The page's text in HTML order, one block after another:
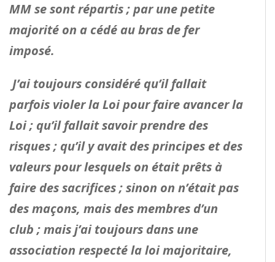
MM se sont répartis ; par une petite
majorité on a cédé au bras de fer
imposé.
J’ai toujours considéré qu’il fallait
parfois violer la Loi pour faire avancer la
Loi ; qu’il fallait savoir prendre des
risques ; qu’il y avait des principes et des
valeurs pour lesquels on était prêts à
faire des sacrifices ; sinon on n’était pas
des maçons, mais des membres d’un
club ; mais j’ai toujours dans une
association respecté la loi majoritaire,